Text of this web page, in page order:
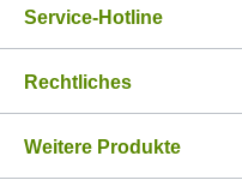
Service-Hotline
Rechtliches
Weitere Produkte